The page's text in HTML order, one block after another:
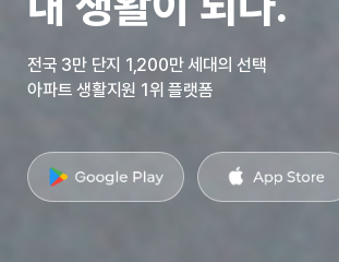
전국 3만 단지 1,200만 세대의 선택
아파트 생활지원 1위 플랫폼